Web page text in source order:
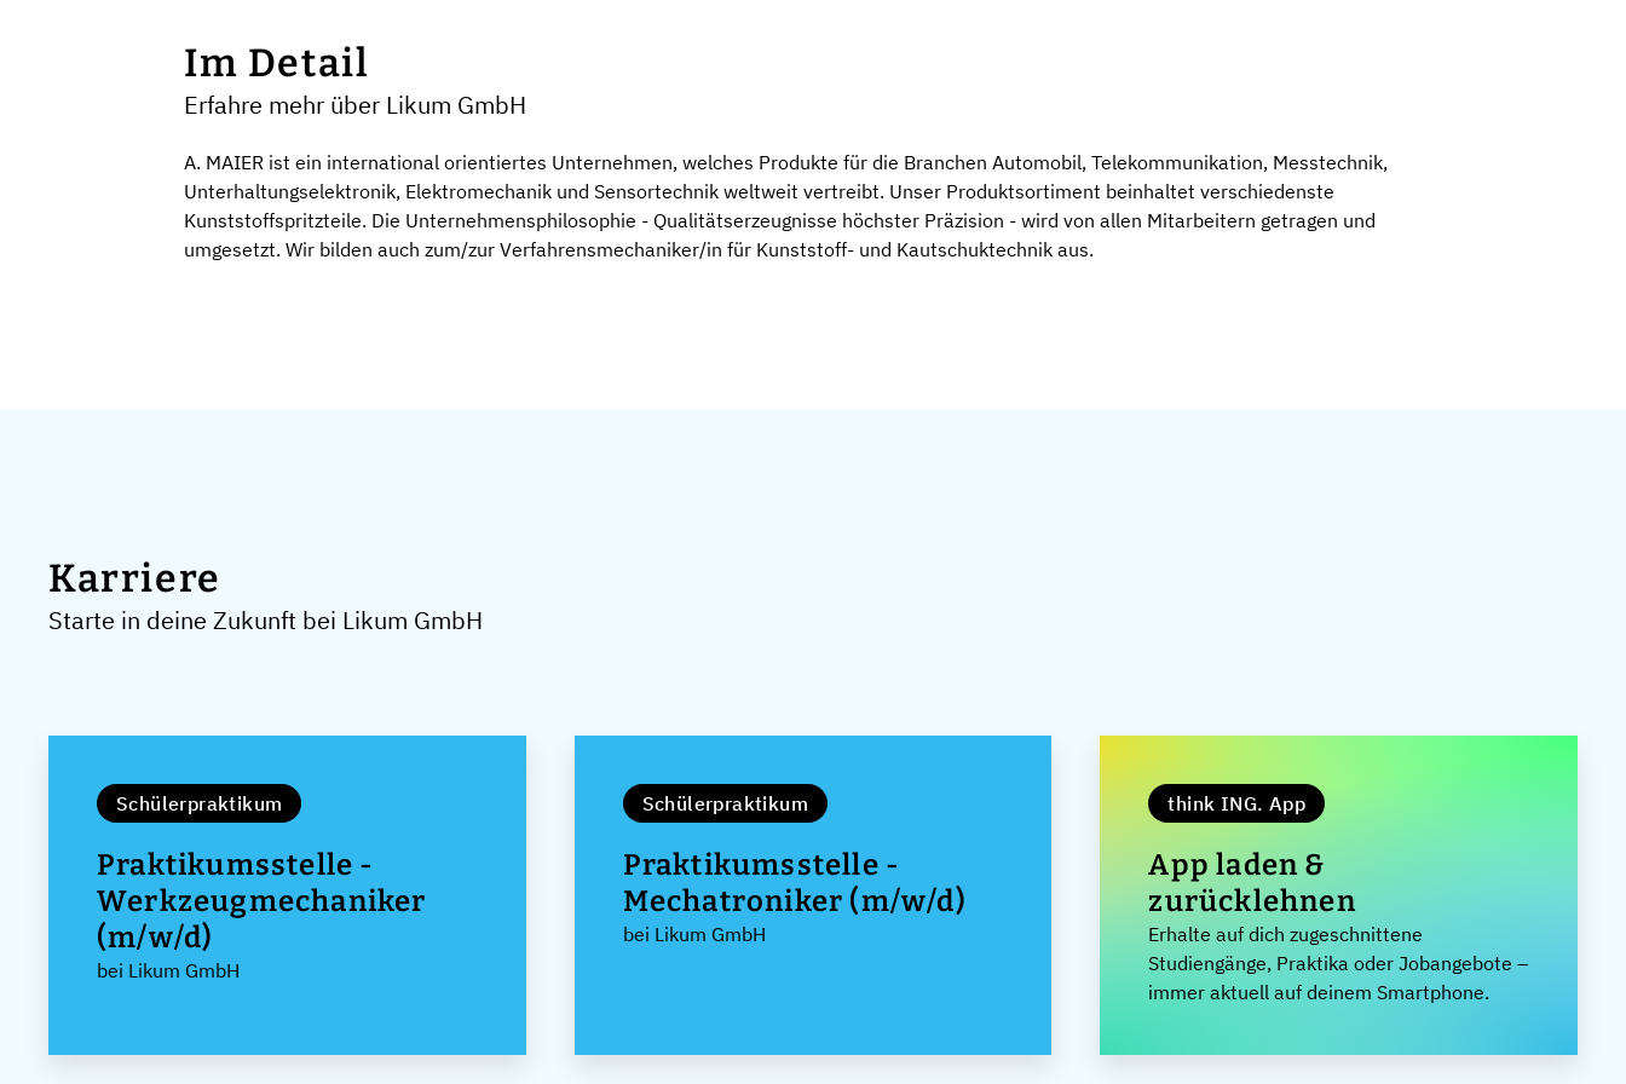
Im Detail
Erfahre mehr über Likum GmbH
A. MAIER ist ein international orientiertes Unternehmen, welches Produkte für die Branchen Automobil, Telekommunikation, Messtechnik,
Unterhaltungselektronik, Elektromechanik und Sensortechnik weltweit vertreibt. Unser Produktsortiment beinhaltet verschiedenste
Kunststoffspritzteile. Die Unternehmensphilosophie - Qualitätserzeugnisse höchster Präzision - wird von allen Mitarbeitern getragen und
umgesetzt. Wir bilden auch zum/zur Verfahrensmechaniker/in für Kunststoff- und Kautschuktechnik aus.
Karriere
Starte in deine Zukunft bei Likum GmbH
Schülerpraktikum
Praktikumsstelle -
Werkzeugmechaniker
(m/w/d)
bei Likum GmbH
Schülerpraktikum
Praktikumsstelle -
Mechatroniker (m/w/d)
bei Likum GmbH
think ING. App
App laden &
zurücklehnen
Erhalte auf dich zugeschnittene
Studiengänge, Praktika oder Jobangebote –
immer aktuell auf deinem Smartphone.